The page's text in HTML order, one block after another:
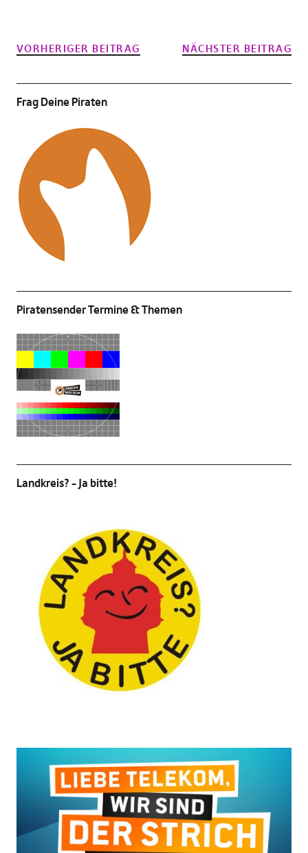
VORHERIGER BEITRAG NÄCHSTER BEITRAG
Frag Deine Piraten
Piratensender Termine & Themen
Landkreis? – Ja bitte!